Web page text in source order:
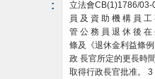
:
立法會CB(1)1786/03-
員 及 資 助 機 構 員
管 公 務 員 退 休 後
條及《退休金利益條
政 長官所定的更長時
取得行政長官批准。